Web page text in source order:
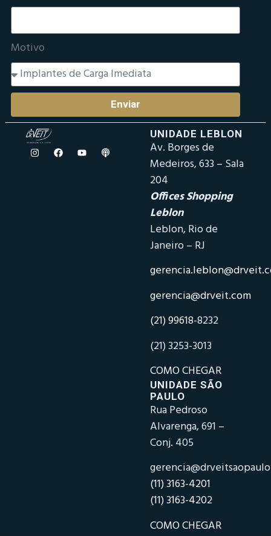
Motivo
Enviar
UNIDADE LEBLON
Av. Borges de
Medeiros, 633 – Sala
204
Offices Shopping
Leblon
Leblon, Rio de
Janeiro – RJ
gerencia@drveit.com
(21) 99618-8232
(21) 3253-3013
COMO CHEGAR
UNIDADE SÃO
PAULO
Rua Pedroso
Alvarenga, 691 –
Conj. 405
(11) 3163-4201
(11) 3163-4202
COMO CHEGAR